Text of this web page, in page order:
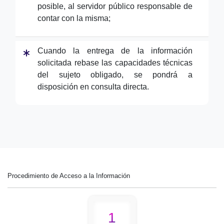
posible, al servidor público responsable de
contar con la misma;
Cuando la entrega de la información
solicitada rebase las capacidades técnicas
del sujeto obligado, se pondrá a
disposición en consulta directa.
Procedimiento de Acceso a la Información
1